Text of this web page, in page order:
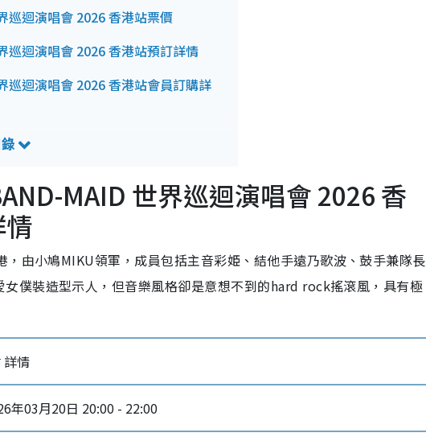
巡迴演唱會 2026 香港站票價
迴演唱會 2026 香港站預訂詳情
迴演唱會 2026 香港站會員訂購詳
迴演唱會 2026 香港站公開發售詳
巡迴演唱會 2026 香港站預測歌單
MAID 世界巡迴演唱會 2026 香
，由小鳩MIKU領軍，成員包括主音彩姫、結他手遠乃歌波、鼓手兼隊長
僕裝造型示人，但音樂風格卻是意想不到的hard rock搖滾風，具有極
詳情
年03月20日 20:00 - 22:00